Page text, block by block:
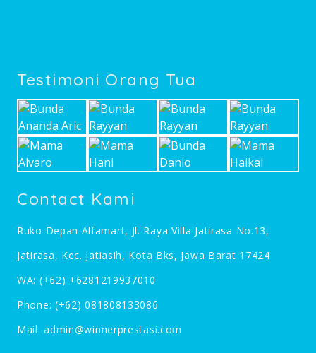
Testimoni Orang Tua
Contact Kami
Ruko Depan Alfamart, Jl. Raya Villa Jatirasa No.13,
Jatirasa, Kec. Jatiasih, Kota Bks, Jawa Barat 17424
WA: (+62) +6281219937010
Phone: (+62) 081808133086
Mail:admin@winnerprestasi.com